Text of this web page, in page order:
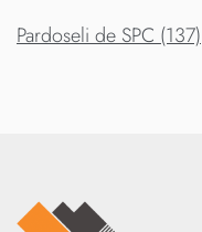
Pardoseli de SPC (137)